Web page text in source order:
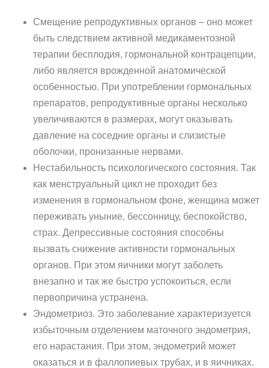
Смещение репродуктивных органов – оно может
быть следствием активной медикаментозной
терапии бесплодия, гормональной контрацепции,
либо является врожденной анатомической
особенностью. При употреблении гормональных
препаратов, репродуктивные органы несколько
увеличиваются в размерах, могут оказывать
давление на соседние органы и слизистые
оболочки, пронизанные нервами.
Нестабильность психологического состояния. Так
как менструальный цикл не проходит без
изменения в гормональном фоне, женщина может
переживать уныние, бессонницу, беспокойство,
страх. Депрессивные состояния способны
вызвать снижение активности гормональных
органов. При этом яичники могут заболеть
внезапно и так же быстро успокоиться, если
первопричина устранена.
Эндометриоз. Это заболевание характеризуется
избыточным отделением маточного эндометрия,
его нарастания. При этом, эндометрий может
оказаться и в фаллопиевых трубах, и в яичниках.